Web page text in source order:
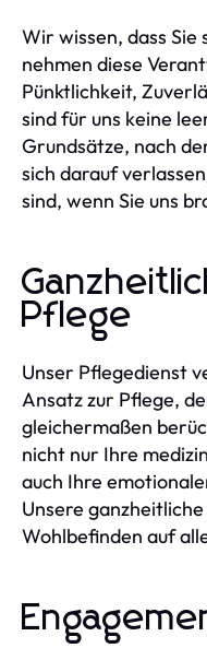
Wir wissen, dass Sie
nehmen diese
Pünktlichkeit,
sind für uns keine
Grundsätze, nach
sich darauf
sind, wenn Sie uns
Pflege
Unser Pflegedienst
Ansatz zur Pflege,
gleichermaßen
nicht nur Ihre
auch Ihre
Unsere
Wohlbefinden auf